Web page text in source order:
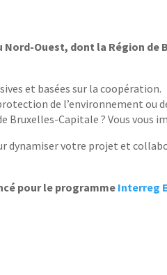
Ouest, dont la Région de
et basées sur la coopération.
de l’environnement ou
Capitale ? Vous vous
votre projet et
pour le programmeInterreg